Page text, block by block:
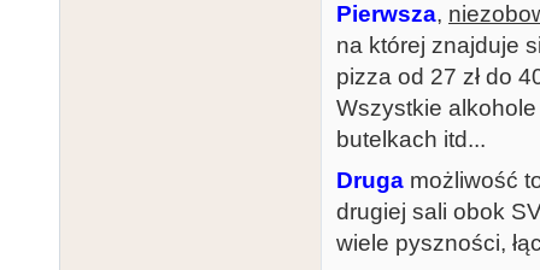
Pierwsza,
na której znajduje
pizza od 27 zł do
Wszystkie
butelkach itd...
Druga możliwość
drugiej sali obok
wiele pyszności,